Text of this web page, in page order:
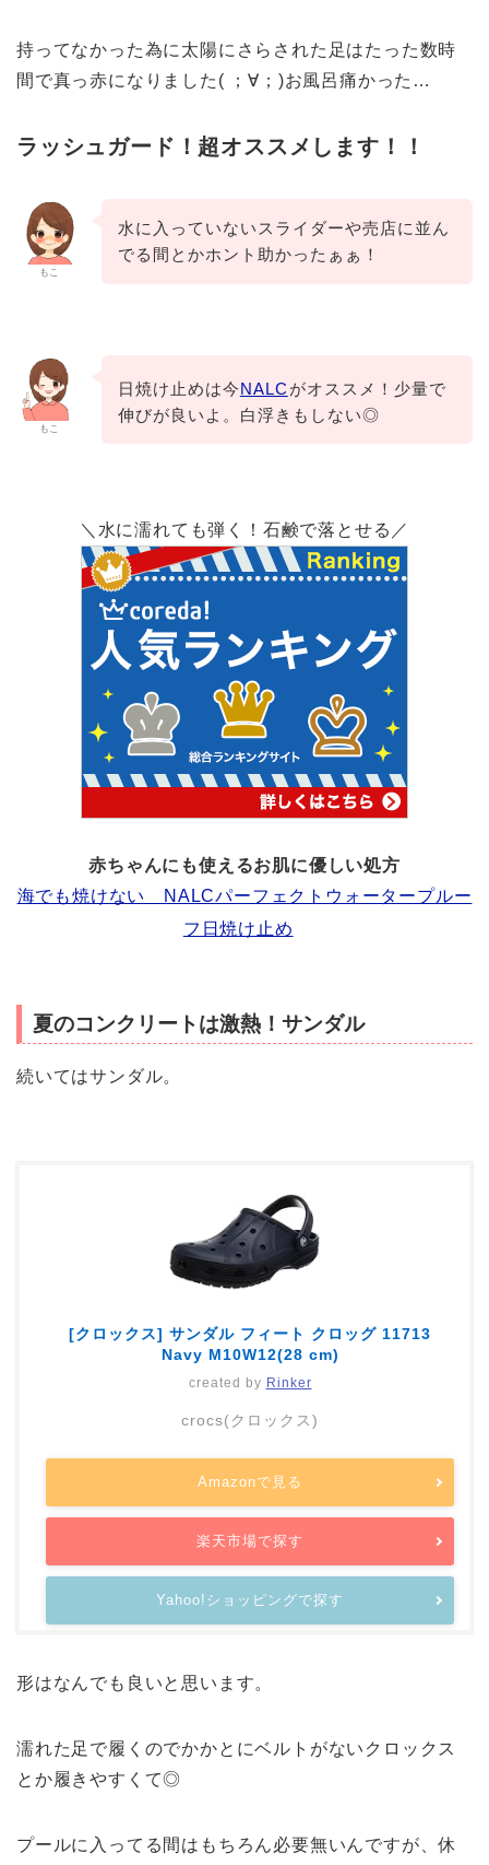
持ってなかった為に太陽にさらされた足はたった数時
間で真っ赤になりました( ；∀；)お風呂痛かった…
ラッシュガード！超オススメします！！
もこ
水に入っていないスライダーや売店に並ん
でる間とかホント助かったぁぁ！
もこ
日焼け止めは今NALC がオススメ！少量で
伸びが良いよ。白浮きもしない◎
＼水に濡れても弾く！石鹸で落とせる／
赤ちゃんにも使えるお肌に優しい処方
海でも焼けない NALCパーフェクトウォータープルー
フ日焼け止め
夏のコンクリートは激熱！サンダル
続いてはサンダル。
[クロックス] サンダル フィート クロッグ 11713
Navy M10W12(28 cm)
created by Rinker
crocs(クロックス)
Amazonで見る
楽天市場で探す
Yahoo!ショッピングで探す
形はなんでも良いと思います。
濡れた足で履くのでかかとにベルトがないクロックス
とか履きやすくて◎
プールに入ってる間はもちろん必要無いんですが、休